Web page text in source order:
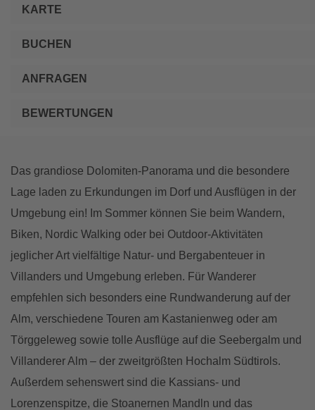
KARTE
BUCHEN
ANFRAGEN
BEWERTUNGEN
Das grandiose Dolomiten-Panorama und die besondere
Lage laden zu Erkundungen im Dorf und Ausflügen in der
Umgebung ein! Im Sommer können Sie beim Wandern,
Biken, Nordic Walking oder bei Outdoor-Aktivitäten
jeglicher Art vielfältige Natur- und Bergabenteuer in
Villanders und Umgebung erleben. Für Wanderer
empfehlen sich besonders eine Rundwanderung auf der
Alm, verschiedene Touren am Kastanienweg oder am
Törggeleweg sowie tolle Ausflüge auf die Seebergalm und
Villanderer Alm – der zweitgrößten Hochalm Südtirols.
Außerdem sehenswert sind die Kassians- und
Lorenzenspitze, die Stoanernen Mandln und das